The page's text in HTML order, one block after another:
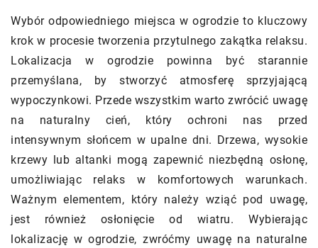
Wybór odpowiedniego miejsca w ogrodzie to kluczowy
krok w procesie tworzenia przytulnego zakątka relaksu.
Lokalizacja w ogrodzie powinna być starannie
przemyślana, by stworzyć atmosferę sprzyjającą
wypoczynkowi. Przede wszystkim warto zwrócić uwagę
na naturalny cień, który ochroni nas przed
intensywnym słońcem w upalne dni. Drzewa, wysokie
krzewy lub altanki mogą zapewnić niezbędną osłonę,
umożliwiając relaks w komfortowych warunkach.
Ważnym elementem, który należy wziąć pod uwagę,
jest również osłonięcie od wiatru. Wybierając
lokalizację w ogrodzie, zwróćmy uwagę na naturalne